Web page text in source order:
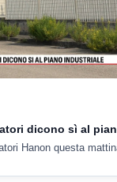
dicono sì al
Hanon questa